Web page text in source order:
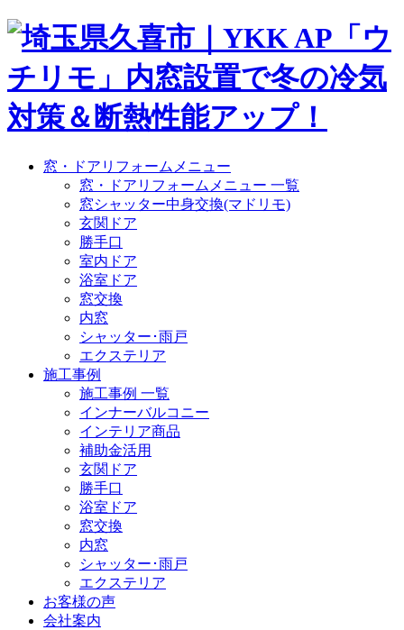
窓・ドアリフォームメニュー
窓・ドアリフォームメニュー 一覧
窓シャッター中身交換(マドリモ)
玄関ドア
勝手口
室内ドア
浴室ドア
窓交換
内窓
シャッター･雨戸
エクステリア
施工事例
施工事例 一覧
インナーバルコニー
インテリア商品
補助金活用
玄関ドア
勝手口
浴室ドア
窓交換
内窓
シャッター･雨戸
エクステリア
お客様の声
会社案内